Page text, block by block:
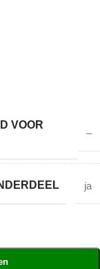
VOOR
–
ja